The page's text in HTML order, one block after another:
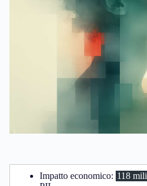
Impatto economico: 118